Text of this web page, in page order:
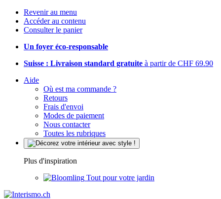
Revenir au menu
Accéder au contenu
Consulter le panier
Un foyer éco-responsable
Suisse : Livraison standard gratuite à partir de CHF 69.90
Aide
Où est ma commande ?
Retours
Frais d'envoi
Modes de paiement
Nous contacter
Toutes les rubriques
Plus d'inspiration
Tout pour votre jardin